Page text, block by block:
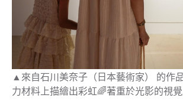
▲來自石川美奈子（日本藝術家） 的作
力材料上描繪出彩虹🌈著重於光影的視